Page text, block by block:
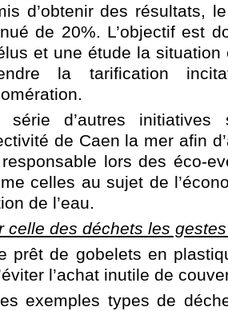
d’obtenir des résultats,
de 20%. L’objectif est
et une étude la
la tarification
série d’autres
de Caen la mer afin
lors des éco-
celles au sujet de
de l’eau.
celle des déchets les
prêt de gobelets en
l’achat inutile de
exemples types de